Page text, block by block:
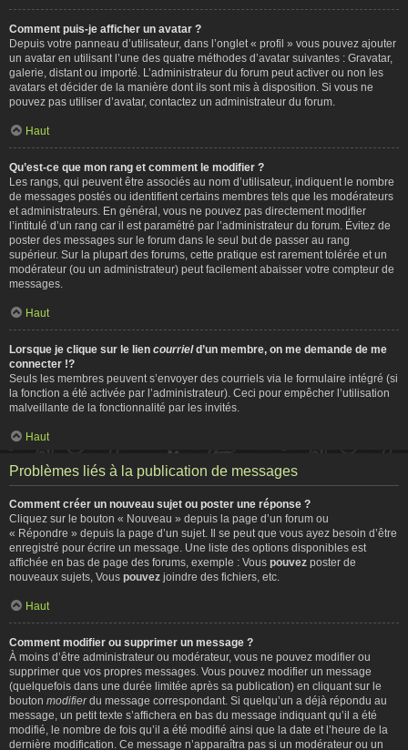
Comment puis-je afficher un avatar ?
Depuis votre panneau d’utilisateur, dans l’onglet « profil » vous pouvez ajouter
un avatar en utilisant l’une des quatre méthodes d’avatar suivantes : Gravatar,
galerie, distant ou importé. L’administrateur du forum peut activer ou non les
avatars et décider de la manière dont ils sont mis à disposition. Si vous ne
pouvez pas utiliser d’avatar, contactez un administrateur du forum.
Haut
Qu’est-ce que mon rang et comment le modifier ?
Les rangs, qui peuvent être associés au nom d’utilisateur, indiquent le nombre
de messages postés ou identifient certains membres tels que les modérateurs
et administrateurs. En général, vous ne pouvez pas directement modifier
l’intitulé d’un rang car il est paramétré par l’administrateur du forum. Évitez de
poster des messages sur le forum dans le seul but de passer au rang
supérieur. Sur la plupart des forums, cette pratique est rarement tolérée et un
modérateur (ou un administrateur) peut facilement abaisser votre compteur de
messages.
Haut
Lorsque je clique sur le lien courrield’un membre, on me demande de me
connecter !?
Seuls les membres peuvent s’envoyer des courriels via le formulaire intégré (si
la fonction a été activée par l’administrateur). Ceci pour empêcher l’utilisation
malveillante de la fonctionnalité par les invités.
Haut
Problèmes liés à la publication de messages
Comment créer un nouveau sujet ou poster une réponse ?
Cliquez sur le bouton « Nouveau » depuis la page d’un forum ou
« Répondre » depuis la page d’un sujet. Il se peut que vous ayez besoin d’être
enregistré pour écrire un message. Une liste des options disponibles est
affichée en bas de page des forums, exemple : Vous pouvez poster de
nouveaux sujets, Vous pouvez joindre des fichiers, etc.
Haut
Comment modifier ou supprimer un message ?
À moins d’être administrateur ou modérateur, vous ne pouvez modifier ou
supprimer que vos propres messages. Vous pouvez modifier un message
(quelquefois dans une durée limitée après sa publication) en cliquant sur le
bouton modifierdu message correspondant. Si quelqu’un a déjà répondu au
message, un petit texte s’affichera en bas du message indiquant qu’il a été
modifié, le nombre de fois qu’il a été modifié ainsi que la date et l’heure de la
dernière modification. Ce message n’apparaîtra pas si un modérateur ou un